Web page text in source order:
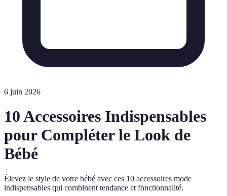
6 juin 2026
10 Accessoires Indispensables
pour Compléter le Look de
Bébé
Élevez le style de votre bébé avec ces 10 accessoires mode
indispensables qui combinent tendance et fonctionnalité.